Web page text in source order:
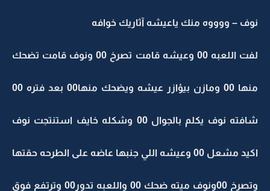
نوف – ووووه منك ياعيشه آثاريك خوافه
لفت اللعبه 00 وعيشه قامت تصرخ 00 ونوف قامت تضحك
منها 00 ومازن بيؤازر عيشه ويضحك منها00 بعد فتره 00
شافته نوف يكلم بالجوال 00 وشكله خايف استنتجت نوف
اكيد مشعل 00 وعيشه اللي جنبها عاضه على الطرحه حقتها
وتصرخ 00ونوف ميته ضحك 00 واللعبه تدور00 وترتفع فوق